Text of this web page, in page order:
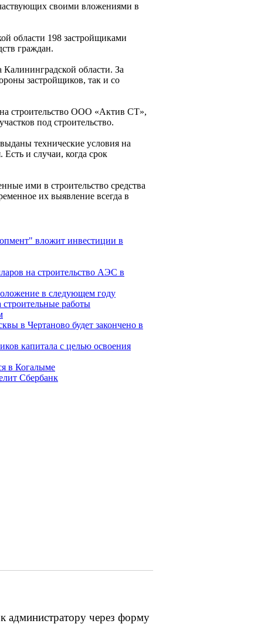
своими вложениями в
области 198 застройщиками
граждан.
Калининградской области. За
застройщиков, так и со
строительство ООО «Актив СТ»,
под строительство.
технические условия на
и случаи, когда срок
ими в строительство средства
их выявление всегда в
вложит инвестиции в
на строительство АЭС в
в следующем году
работы
в Чертаново будет закончено в
капитала с целью освоения
в Когалыме
Сбербанк
администратору через форму